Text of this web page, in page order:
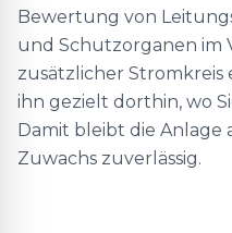
Bewertung von
und Schutzorganen im
zusätzlicher Stromkreis
ihn gezielt dorthin, wo
Damit bleibt die Anlage
Zuwachs zuverlässig.